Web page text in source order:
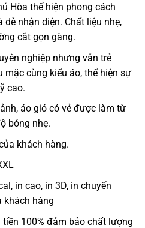
Hòa thể hiện phong cách
nhận diện. Chất liệu nhẹ,
cắt gọn gàng.
nghiệp nhưng vẫn trẻ
mặc cùng kiểu áo, thể hiện sự
cao.
áo gió có vẻ được làm từ
bóng nhẹ.
khách hàng.
in cao, in 3D, in chuyển
khách hàng
100% đảm bảo chất lượng